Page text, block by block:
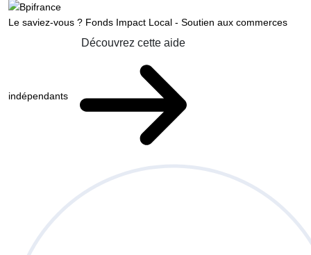
Le saviez-vous ? Fonds Impact Local - Soutien aux commerces
indépendants
Découvrez cette aide